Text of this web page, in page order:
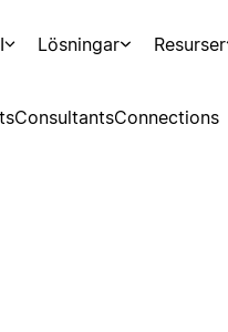
Lösningar Resurser
ConsultantsConnections